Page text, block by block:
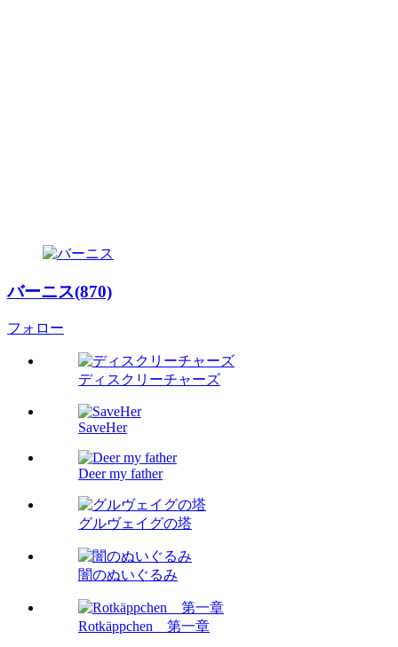
バーニス(870)
フォロー
ディスクリーチャーズ
SaveHer
Deer my father
グルヴェイグの塔
闇のぬいぐるみ
Rotkäppchen 第一章